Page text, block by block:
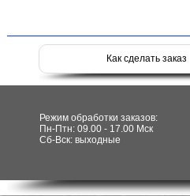
Как сделать заказ
Режим обработки заказов:
Пн-Птн: 09.00 - 17.00 Мск
Сб-Вск: выходные